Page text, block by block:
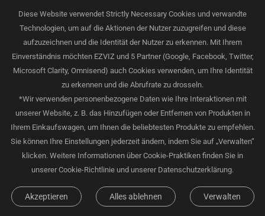
Bis zu einem ultrakurzen Zeitintervall von 1 Sekunde
11:55 Mensch entdeckt 15:10 Mensch entdeckt
Periode der
Bewegung
Video mit normaler
Bewegungsfreie Zeit
Periode der
Bewegung
Video mit normaler
Diese Website verwendet Strictly Necessary Cookies und verwandte
Technologien, um auf die Aktionen der Nutzer zuzugreifen und diese
aufzuzeichnen und die Identität der Nutzer zu erkennen. Mit Ihrem
Einverständnis möchten EZVIZ und 5 Partner (Google, Facebook, Twitter,
Microsoft Clarity, Omnisend) auch Cookies verwenden, um Ihre Identität
zu erkennen und die Abrufrate zu drosseln.
*Wir verwenden personenbezogene Daten wie Ihre Interaktionen mit
unserer Website, z. B. das Hinzufügen oder Entfernen von Produkten in
Ihrem Einkaufswagen, um Ihnen die beliebtesten Produkte zu empfehlen.
Sie können Ihre Einstellungen jederzeit ändern, indem Sie auf „Verwalten“
klicken. Weitere Informationen über Cookie-Praktiken finden Sie in
unserer Cookie-Richtlinie und unserer Datenschutzerklärung.
Verwalten
Alles ablehnen
Akzeptieren